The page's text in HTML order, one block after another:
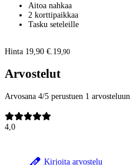
Aitoa nahkaa
2 korttipaikkaa
Tasku seteleille
Hinta 19,90 €. 19,90
Arvostelut
Arvosana 4/5 perustuen 1 arvosteluun
4,0
Kirjoita arvostelu